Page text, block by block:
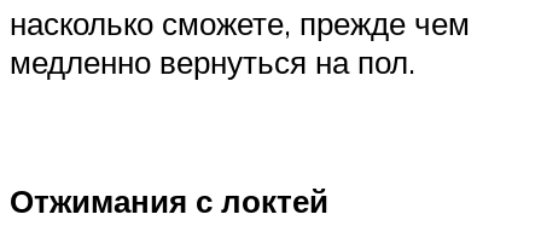
насколько сможете, прежде чем
медленно вернуться на пол.
Отжимания с локтей